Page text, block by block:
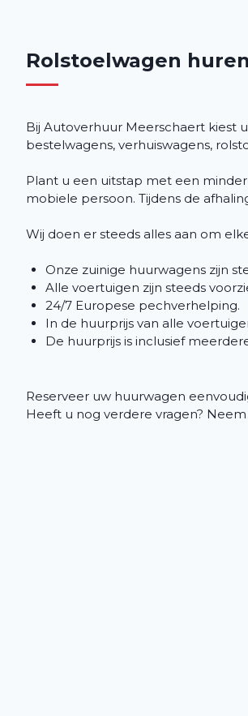
Rolstoelwagen huren
Bij Autoverhuur Meerschaert kiest
bestelwagens, verhuiswagens,
Plant u een uitstap met een
mobiele persoon. Tijdens de
Wij doen er steeds alles aan om
Onze zuinige huurwagens zijn
Alle voertuigen zijn steeds
24/7 Europese pechverhelping.
In de huurprijs van alle
De huurprijs is inclusief
Reserveer uw huurwagen
Heeft u nog verdere vragen?